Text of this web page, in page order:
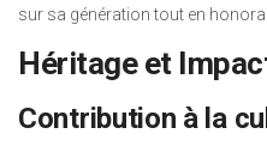
sur sa génération tout en
Héritage et
Contribution à la